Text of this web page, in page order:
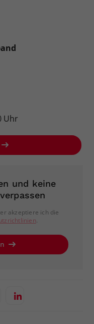
Uhr
und keine
akzeptiere ich die
.